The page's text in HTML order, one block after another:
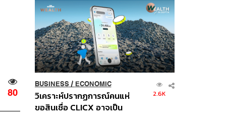
80
Order
BUSINESS/ ECONOMIC
วิเคราะห์ปรากฏการณ์คนแห่
ขอสินเชื่อ CLICX อาจเป็น
2.6K